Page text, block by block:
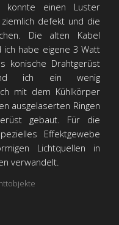
konnte einen Luster
defekt und die
Die alten Kabel
habe eigene 3 Watt
konische Drahtgerüst
ich ein wenig
mit dem Kühlkörper
ausgelaserten Ringen
gebaut. Für die
Effektgewebe
Lichtquellen in
verwandelt.